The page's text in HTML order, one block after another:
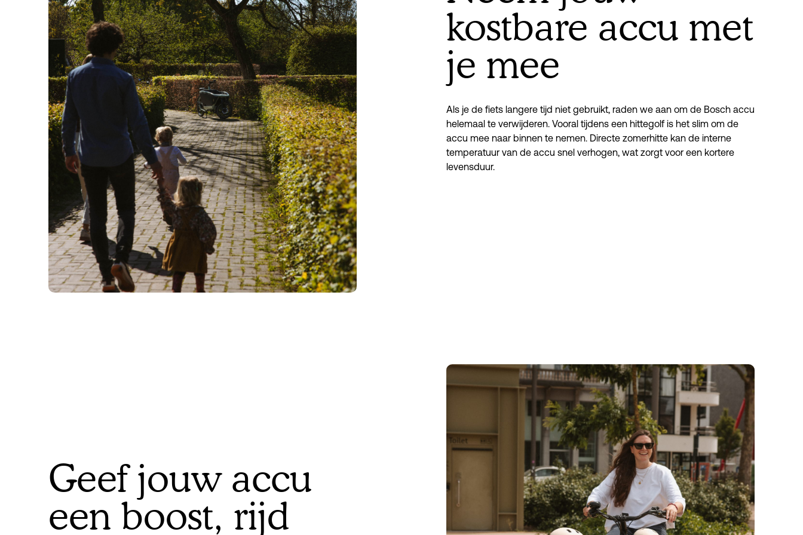
kostbare accu met
je mee
Als je de fiets langere tijd niet gebruikt, raden we aan om de Bosch accu
helemaal te verwijderen. Vooral tijdens een hittegolf is het slim om de
accu mee naar binnen te nemen. Directe zomerhitte kan de interne
temperatuur van de accu snel verhogen, wat zorgt voor een kortere
levensduur.
Geef jouw accu
een boost, rijd